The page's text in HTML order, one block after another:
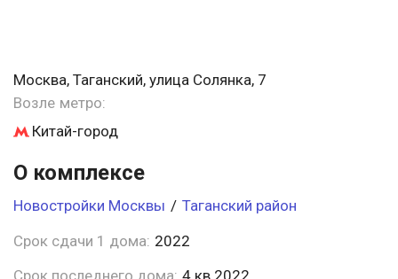
Москва, Таганский, улица Солянка, 7
Возле метро:
Китай-город
О комплексе
Новостройки Москвы / Таганский район
Срок сдачи 1 дома: 2022
Срок последнего дома: